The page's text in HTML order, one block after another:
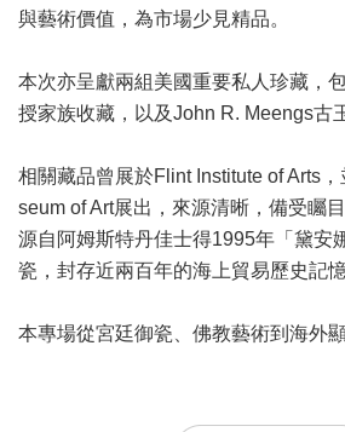
與藝術價值，為市場少見精品。
本次亦呈獻兩組美國重要私人珍藏，
授家族收藏，以及John R. Meengs古
相關藏品曾展於Flint Institute of Arts
seum of Art展出，來源清晰，備受矚
源自阿姆斯特丹佳士得1995年「黛安
瓷，封存近兩百年的海上貿易歷史記
本專場從宮廷御瓷、佛教藝術到海外